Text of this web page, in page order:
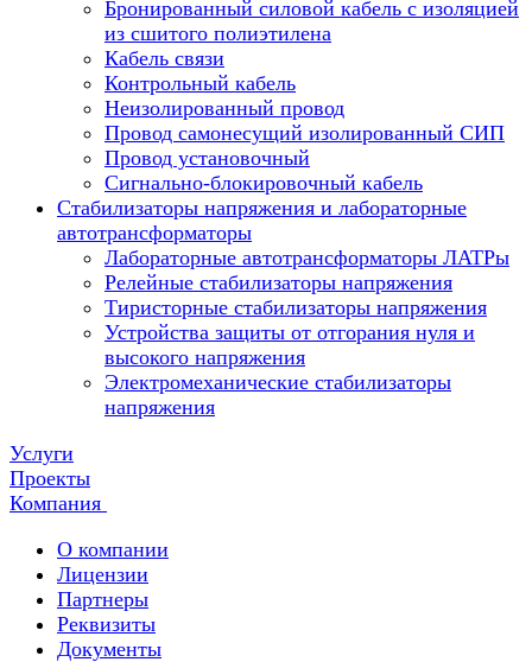
Бронированный силовой кабель с изоляцией
из сшитого полиэтилена
Кабель связи
Контрольный кабель
Неизолированный провод
Провод самонесущий изолированный СИП
Провод установочный
Сигнально-блокировочный кабель
Стабилизаторы напряжения и лабораторные
автотрансформаторы
Лабораторные автотрансформаторы ЛАТРы
Релейные стабилизаторы напряжения
Тиристорные стабилизаторы напряжения
Устройства защиты от отгорания нуля и
высокого напряжения
Электромеханические стабилизаторы
напряжения
Услуги
Проекты
Компания
О компании
Лицензии
Партнеры
Реквизиты
Документы